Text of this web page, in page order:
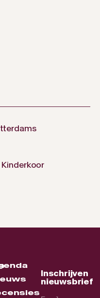
Inschrijven
nieuwsbrief